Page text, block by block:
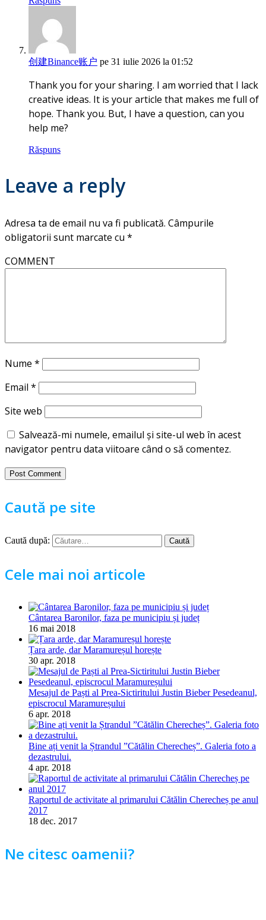
创建Binance账户 pe 31 iulie 2026 la 01:52
Thank you for your sharing. I am worried that I lack
creative ideas. It is your article that makes me full of
hope. Thank you. But, I have a question, can you
help me?
Răspuns
Leave a reply
Adresa ta de email nu va fi publicată. Câmpurile
obligatorii sunt marcate cu *
COMMENT
Nume *
Email *
Site web
Salvează-mi numele, emailul și site-ul web în acest
navigator pentru data viitoare când o să comentez.
Caută pe site
Caută după:
Cele mai noi articole
Cântarea Baronilor, faza pe municipiu și județ
16 mai 2018
Țara arde, dar Maramureșul horește
30 apr. 2018
Mesajul de Paști al Prea-Sictiritului Justin Bieber Pesedeanul,
episcrocul Maramureșului
6 apr. 2018
Bine ați venit la Ștrandul ”Cătălin Cherecheș”. Galeria foto a
dezastrului.
4 apr. 2018
Raportul de activitate al primarului Cătălin Cherecheș pe anul
2017
18 dec. 2017
Ne citesc oamenii?